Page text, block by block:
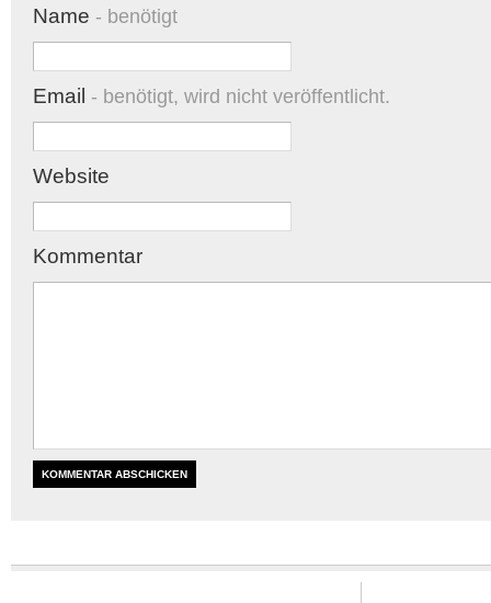
Name - benötigt
Email - benötigt, wird nicht veröffentlicht.
Website
Kommentar